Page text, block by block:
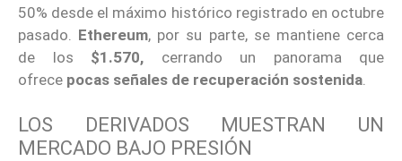
50% desde el máximo histórico registrado en octubre
pasado. Ethereum, por su parte, se mantiene cerca
de los $1.570, cerrando un panorama que
ofrece pocas señales de recuperación sostenida
LOS DERIVADOS MUESTRAN UN
MERCADO BAJO PRESIÓN